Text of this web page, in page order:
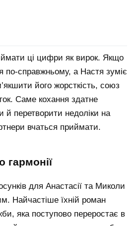
ці цифри як вирок. Якщо
по-справжньому, а Настя зуміє
його жорсткість, союз
Саме кохання здатне
й перетворити недоліки на
вчаться приймати.
гармонії
для Анастасії та Миколи
Найчастіше їхній роман
яка поступово переростає в